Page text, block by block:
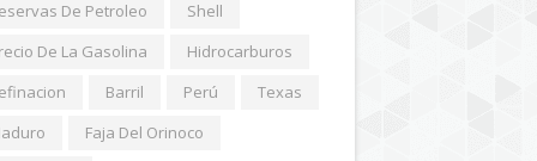
De Petroleo
Shell
De La Gasolina
Hidrocarburos
Barril Perú
Texas
Faja Del Orinoco